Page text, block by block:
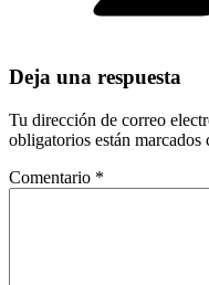
Deja una respuesta
Tu dirección de correo
obligatorios están marcados
Comentario *